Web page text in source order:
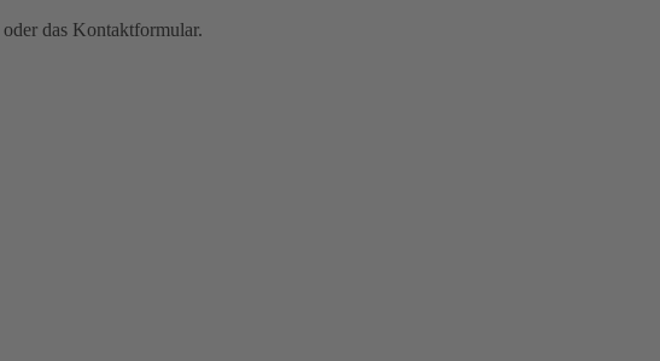
das Kontaktformular.